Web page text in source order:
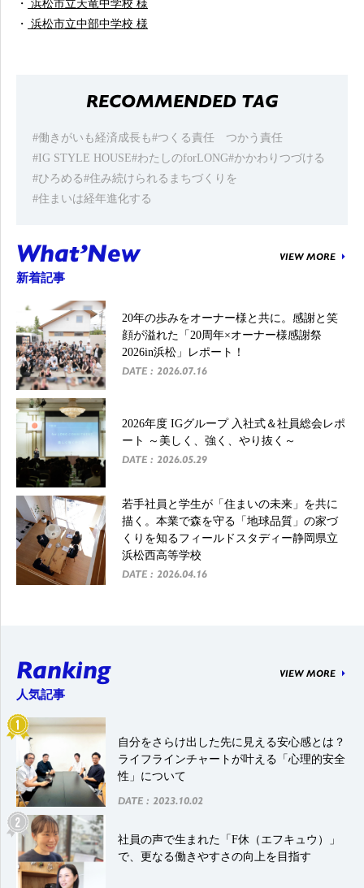
・ 浜松市立天竜中学校 様
・ 浜松市立中部中学校 様
RECOMMENDED TAG
#働きがいも経済成長も#つくる責任 つかう責任
#IG STYLE HOUSE#わたしのforLONG#かかわりつづける
#ひろめる#住み続けられるまちづくりを
#住まいは経年進化する
What’New
新着記事
VIEW MORE
20年の歩みをオーナー様と共に。感謝と笑
顔が溢れた「20周年×オーナー様感謝祭
2026in浜松」レポート！
DATE : 2026.07.16
2026年度 IGグループ 入社式＆社員総会レポ
ート ～美しく、強く、やり抜く～
DATE : 2026.05.29
若手社員と学生が「住まいの未来」を共に
描く。本業で森を守る「地球品質」の家づ
くりを知るフィールドスタディー静岡県立
浜松西高等学校
DATE : 2026.04.16
Ranking
人気記事
VIEW MORE
自分をさらけ出した先に見える安心感とは？
ライフラインチャートが叶える「心理的安全
性」について
DATE : 2023.10.02
社員の声で生まれた「F休（エフキュウ）」
で、更なる働きやすさの向上を目指す